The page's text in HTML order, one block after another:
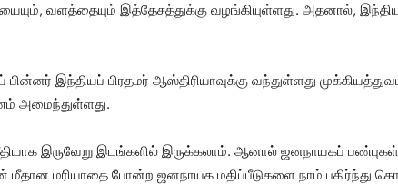
வளத்தையும் இத்தேசத்துக்கு வழங்கியுள்ளது. அதனால்,
இந்தியப் பிரதமர் ஆஸ்திரியாவுக்கு வந்துள்ளது
அமைந்துள்ளது.
இருவேறு இடங்களில் இருக்கலாம். ஆனால் ஜனநாயகப்
மரியாதை போன்ற ஜனநாயக மதிப்பீடுகளை நாம் பகிர்ந்து